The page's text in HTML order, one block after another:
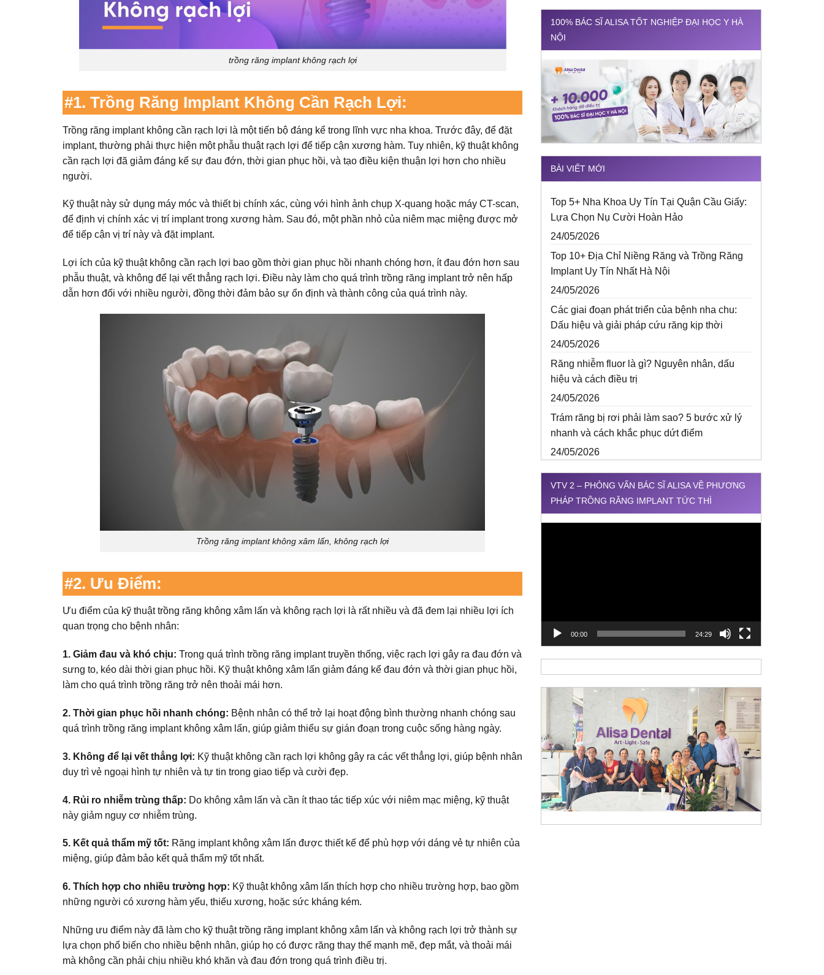
trồng răng implant không rạch lợi
#1. Trồng Răng Implant Không Cần Rạch Lợi:
Trồng răng implant không cần rạch lợi là một tiến bộ đáng kể trong lĩnh vực nha khoa. Trước đây, để đặt
implant, thường phải thực hiện một phẫu thuật rạch lợi để tiếp cận xương hàm. Tuy nhiên, kỹ thuật không
cần rạch lợi đã giảm đáng kể sự đau đớn, thời gian phục hồi, và tạo điều kiện thuận lợi hơn cho nhiều
người.
Kỹ thuật này sử dụng máy móc và thiết bị chính xác, cùng với hình ảnh chụp X-quang hoặc máy CT-scan,
để định vị chính xác vị trí implant trong xương hàm. Sau đó, một phần nhỏ của niêm mạc miệng được mở
để tiếp cận vị trí này và đặt implant.
Lợi ích của kỹ thuật không cần rạch lợi bao gồm thời gian phục hồi nhanh chóng hơn, ít đau đớn hơn sau
phẫu thuật, và không để lại vết thẳng rạch lợi. Điều này làm cho quá trình trồng răng implant trở nên hấp
dẫn hơn đối với nhiều người, đồng thời đảm bảo sự ổn định và thành công của quá trình này.
Trồng răng implant không xâm lấn, không rạch lợi
#2. Ưu Điểm:
Ưu điểm của kỹ thuật trồng răng không xâm lấn và không rạch lợi là rất nhiều và đã đem lại nhiều lợi ích
quan trọng cho bệnh nhân:
1. Giảm đau và khó chịu: Trong quá trình trồng răng implant truyền thống, việc rạch lợi gây ra đau đớn và
sưng to, kéo dài thời gian phục hồi. Kỹ thuật không xâm lấn giảm đáng kể đau đớn và thời gian phục hồi,
làm cho quá trình trồng răng trở nên thoải mái hơn.
2. Thời gian phục hồi nhanh chóng: Bệnh nhân có thể trở lại hoạt động bình thường nhanh chóng sau
quá trình trồng răng implant không xâm lấn, giúp giảm thiểu sự gián đoạn trong cuộc sống hàng ngày.
3. Không để lại vết thẳng lợi: Kỹ thuật không cần rạch lợi không gây ra các vết thẳng lợi, giúp bệnh nhân
duy trì vẻ ngoại hình tự nhiên và tự tin trong giao tiếp và cười đẹp.
4. Rủi ro nhiễm trùng thấp: Do không xâm lấn và cần ít thao tác tiếp xúc với niêm mạc miệng, kỹ thuật
này giảm nguy cơ nhiễm trùng.
5. Kết quả thẩm mỹ tốt: Răng implant không xâm lấn được thiết kế để phù hợp với dáng vẻ tự nhiên của
miệng, giúp đảm bảo kết quả thẩm mỹ tốt nhất.
6. Thích hợp cho nhiều trường hợp: Kỹ thuật không xâm lấn thích hợp cho nhiều trường hợp, bao gồm
những người có xương hàm yếu, thiếu xương, hoặc sức kháng kém.
Những ưu điểm này đã làm cho kỹ thuật trồng răng implant không xâm lấn và không rạch lợi trở thành sự
lựa chọn phổ biến cho nhiều bệnh nhân, giúp họ có được răng thay thế mạnh mẽ, đẹp mắt, và thoải mái
mà không cần phải chịu nhiều khó khăn và đau đớn trong quá trình điều trị.
100% BÁC SĨ ALISA TỐT NGHIỆP ĐẠI HỌC Y HÀ
NỘI
BÀI VIẾT MỚI
Top 5+ Nha Khoa Uy Tín Tại Quận Cầu Giấy:
Lựa Chọn Nụ Cười Hoàn Hảo
24/05/2026
Top 10+ Địa Chỉ Niềng Răng và Trồng Răng
Implant Uy Tín Nhất Hà Nội
24/05/2026
Các giai đoạn phát triển của bệnh nha chu:
Dấu hiệu và giải pháp cứu răng kịp thời
24/05/2026
Răng nhiễm fluor là gì? Nguyên nhân, dấu
hiệu và cách điều trị
24/05/2026
Trám răng bị rơi phải làm sao? 5 bước xử lý
nhanh và cách khắc phục dứt điểm
24/05/2026
VTV 2 – PHỎNG VẤN BÁC SĨ ALISA VỀ PHƯƠNG
PHÁP TRỒNG RĂNG IMPLANT TỨC THÌ
00:00 24:29